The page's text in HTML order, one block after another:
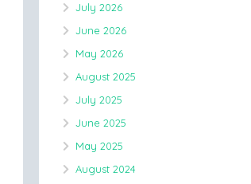
July 2026
June 2026
May 2026
August 2025
July 2025
June 2025
May 2025
August 2024